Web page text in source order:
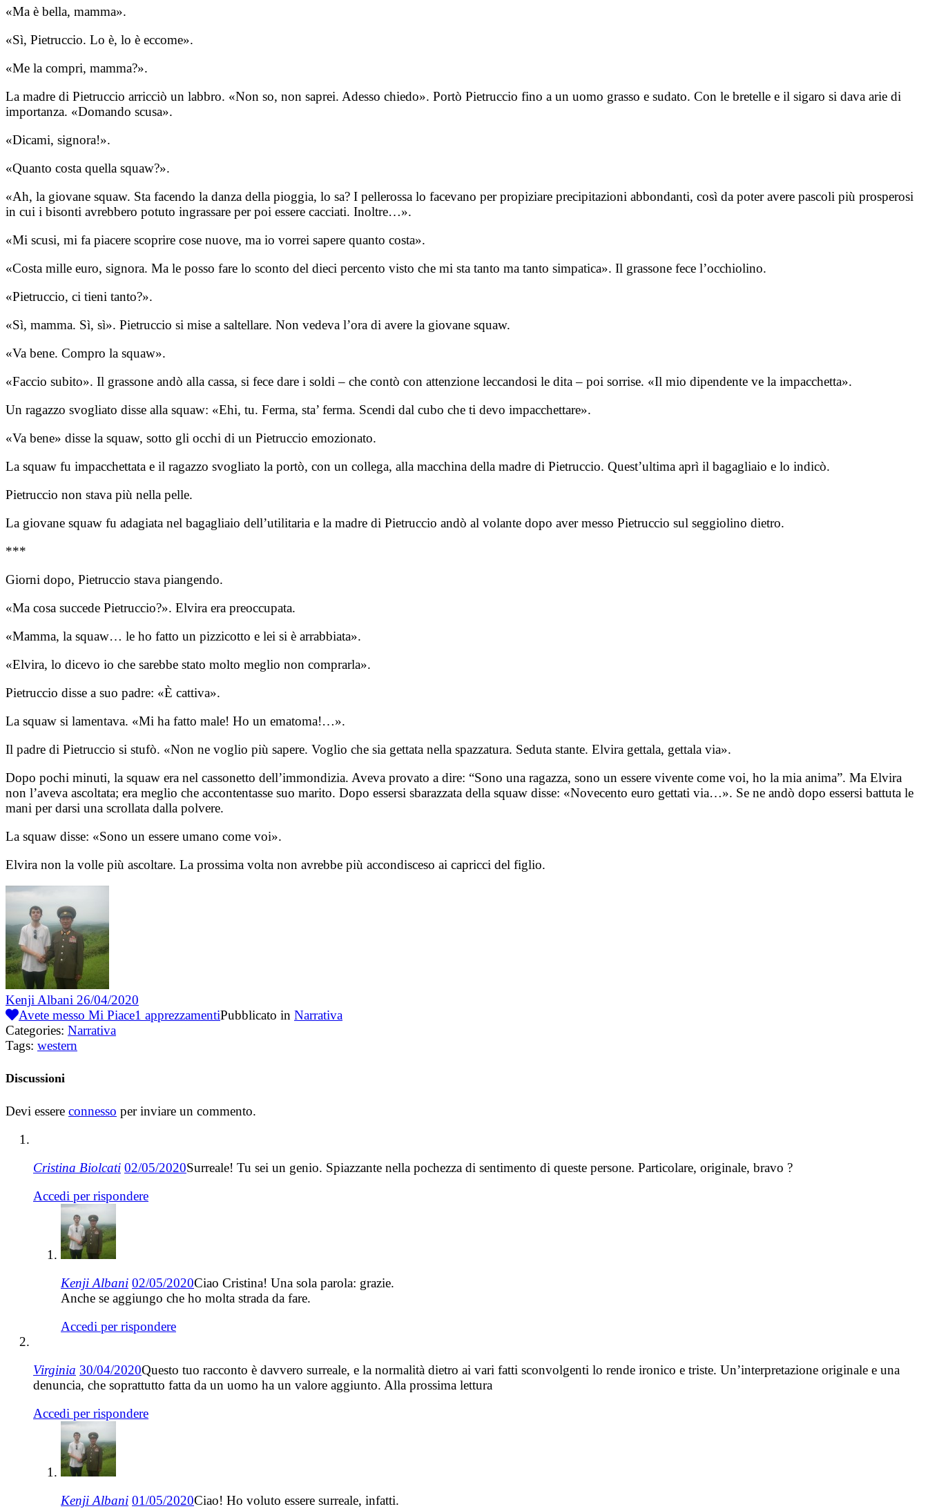
«Ma è bella, mamma».
«Sì, Pietruccio. Lo è, lo è eccome».
«Me la compri, mamma?».
La madre di Pietruccio arricciò un labbro. «Non so, non saprei. Adesso chiedo». Portò Pietruccio fino a un uomo grasso e sudato. Con le bretelle e il sigaro si dava arie di
importanza. «Domando scusa».
«Dicami, signora!».
«Quanto costa quella squaw?».
«Ah, la giovane squaw. Sta facendo la danza della pioggia, lo sa? I pellerossa lo facevano per propiziare precipitazioni abbondanti, così da poter avere pascoli più prosperosi
in cui i bisonti avrebbero potuto ingrassare per poi essere cacciati. Inoltre…».
«Mi scusi, mi fa piacere scoprire cose nuove, ma io vorrei sapere quanto costa».
«Costa mille euro, signora. Ma le posso fare lo sconto del dieci percento visto che mi sta tanto ma tanto simpatica». Il grassone fece l’occhiolino.
«Pietruccio, ci tieni tanto?».
«Sì, mamma. Sì, sì». Pietruccio si mise a saltellare. Non vedeva l’ora di avere la giovane squaw.
«Va bene. Compro la squaw».
«Faccio subito». Il grassone andò alla cassa, si fece dare i soldi – che contò con attenzione leccandosi le dita – poi sorrise. «Il mio dipendente ve la impacchetta».
Un ragazzo svogliato disse alla squaw: «Ehi, tu. Ferma, sta’ ferma. Scendi dal cubo che ti devo impacchettare».
«Va bene» disse la squaw, sotto gli occhi di un Pietruccio emozionato.
La squaw fu impacchettata e il ragazzo svogliato la portò, con un collega, alla macchina della madre di Pietruccio. Quest’ultima aprì il bagagliaio e lo indicò.
Pietruccio non stava più nella pelle.
La giovane squaw fu adagiata nel bagagliaio dell’utilitaria e la madre di Pietruccio andò al volante dopo aver messo Pietruccio sul seggiolino dietro.
***
Giorni dopo, Pietruccio stava piangendo.
«Ma cosa succede Pietruccio?». Elvira era preoccupata.
«Mamma, la squaw… le ho fatto un pizzicotto e lei si è arrabbiata».
«Elvira, lo dicevo io che sarebbe stato molto meglio non comprarla».
Pietruccio disse a suo padre: «È cattiva».
La squaw si lamentava. «Mi ha fatto male! Ho un ematoma!…».
Il padre di Pietruccio si stufò. «Non ne voglio più sapere. Voglio che sia gettata nella spazzatura. Seduta stante. Elvira gettala, gettala via».
Dopo pochi minuti, la squaw era nel cassonetto dell’immondizia. Aveva provato a dire: “Sono una ragazza, sono un essere vivente come voi, ho la mia anima”. Ma Elvira
non l’aveva ascoltata; era meglio che accontentasse suo marito. Dopo essersi sbarazzata della squaw disse: «Novecento euro gettati via…». Se ne andò dopo essersi battuta le
mani per darsi una scrollata dalla polvere.
La squaw disse: «Sono un essere umano come voi».
Elvira non la volle più ascoltare. La prossima volta non avrebbe più accondisceso ai capricci del figlio.
Kenji Albani 26/04/2020
Avete messo Mi Piace1 apprezzamentiPubblicato in Narrativa
Categories: Narrativa
Tags: western
Discussioni
Devi essere connesso per inviare un commento.
Cristina Biolcati 02/05/2020Surreale! Tu sei un genio. Spiazzante nella pochezza di sentimento di queste persone. Particolare, originale, bravo ?
Accedi per rispondere
Kenji Albani 02/05/2020Ciao Cristina! Una sola parola: grazie.
Anche se aggiungo che ho molta strada da fare.
Accedi per rispondere
Virginia 30/04/2020Questo tuo racconto è davvero surreale, e la normalità dietro ai vari fatti sconvolgenti lo rende ironico e triste. Un’interpretazione originale e una
denuncia, che soprattutto fatta da un uomo ha un valore aggiunto. Alla prossima lettura
Accedi per rispondere
Kenji Albani 01/05/2020Ciao! Ho voluto essere surreale, infatti.